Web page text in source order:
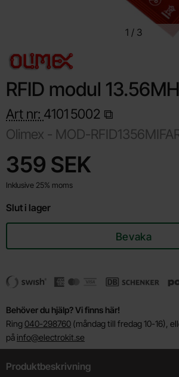
1 / 3
RFID modul
Art nr: 41015002
Olimex - MOD-
pris
359 SEK
Inklusive 25% moms
Slut i lager
Bevaka
Behöver du hjälp? Vi finns här!
Ring 040-298760 (måndag till fredag 10-16),
på info@electrokit.se
Produktbeskrivning